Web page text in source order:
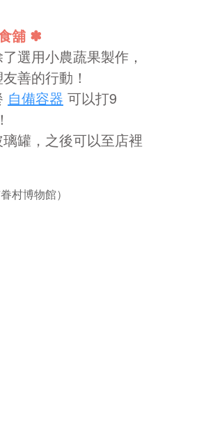
舖 ✽
選用小農蔬果製作，
善的行動！
自備容器 可以打9
罐，之後可以至店裡
村博物館）